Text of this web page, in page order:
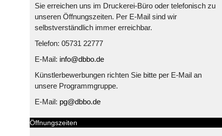
Sie erreichen uns im Druckerei-Büro oder telefonisch zu
unseren Öffnungszeiten. Per E-Mail sind wir
selbstverständlich immer erreichbar.
Telefon: 05731 22777
E-Mail: info@dbbo.de
Künstlerbewerbungen richten Sie bitte per E-Mail an
unsere Programmgruppe.
E-Mail: pg@dbbo.de
Öffnungszeiten